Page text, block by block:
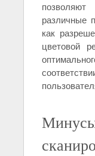
различные
как
цветовой